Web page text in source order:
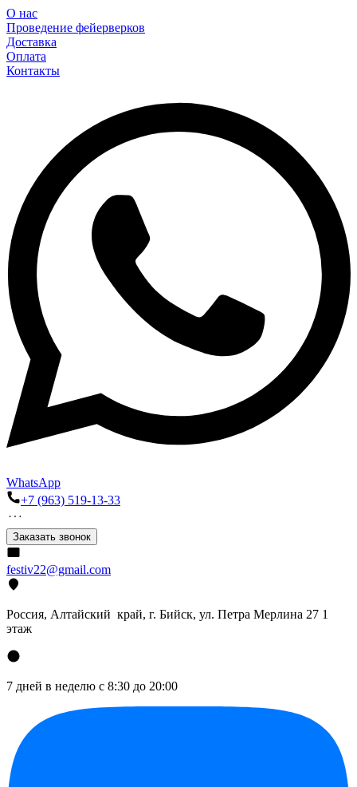
О нас
Проведение фейерверков
Доставка
Оплата
Контакты
WhatsApp
+7 (963) 519-13-33
Заказать звонок
festiv22@gmail.com
Россия, Алтайский край, г. Бийск, ул. Петра Мерлина 27 1
этаж
7 дней в неделю с 8:30 до 20:00